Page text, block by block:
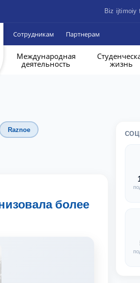
Biz ijtimoiy
Сотрудникам Партнерам
Международная
деятельность
жизнь
Raznoe
более